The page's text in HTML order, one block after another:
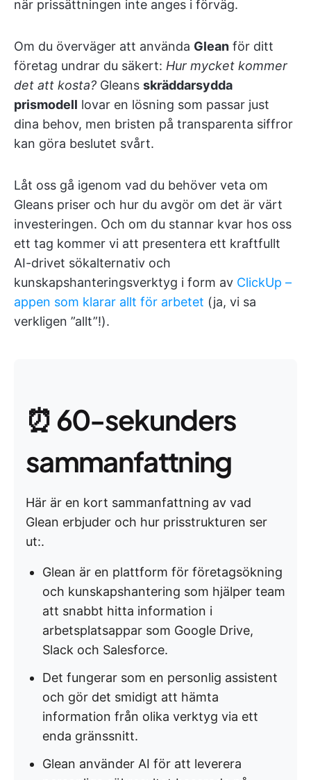
när prissättningen inte anges i förväg.
Om du överväger att använda Glean för ditt
företag undrar du säkert: Hur mycket kommer
det att kosta? Gleans skräddarsydda
prismodell lovar en lösning som passar just
dina behov, men bristen på transparenta siffror
kan göra beslutet svårt.
Låt oss gå igenom vad du behöver veta om
Gleans priser och hur du avgör om det är värt
investeringen. Och om du stannar kvar hos oss
ett tag kommer vi att presentera ett kraftfullt
AI-drivet sökalternativ och
kunskapshanteringsverktyg i form av ClickUp –
appen som klarar allt för arbetet (ja, vi sa
verkligen ”allt”!).
⏰ 60-sekunders
sammanfattning
Här är en kort sammanfattning av vad
Glean erbjuder och hur prisstrukturen ser
ut:.
Glean är en plattform för företagsökning
och kunskapshantering som hjälper team
att snabbt hitta information i
arbetsplatsappar som Google Drive,
Slack och Salesforce.
Det fungerar som en personlig assistent
och gör det smidigt att hämta
information från olika verktyg via ett
enda gränssnitt.
Glean använder AI för att leverera